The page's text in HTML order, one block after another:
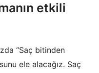
etkili
“Saç bitinden
ele alacağız. Saç